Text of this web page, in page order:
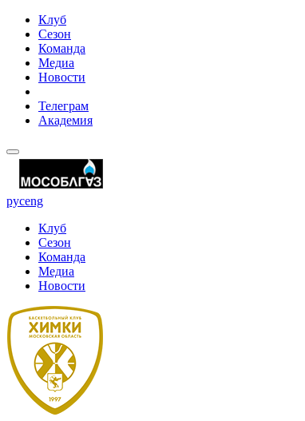
Клуб
Сезон
Команда
Медиа
Новости
Телеграм
Академия
русeng
Клуб
Сезон
Команда
Медиа
Новости